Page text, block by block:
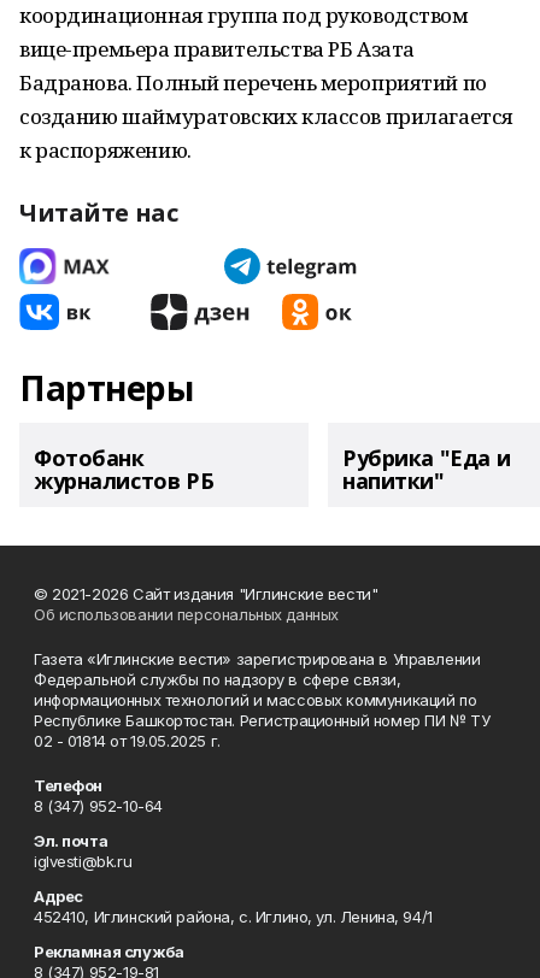
координационная группа под руководством
вице-премьера правительства РБ Азата
Бадранова. Полный перечень мероприятий по
созданию шаймуратовских классов прилагается
к распоряжению.
Читайте нас
Партнеры
Фотобанк
журналистов РБ
Рубрика "Еда и
напитки"
© 2021-2026 Сайт издания "Иглинские вести"
Об использовании персональных данных
Газета «Иглинские вести» зарегистрирована в Управлении
Федеральной службы по надзору в сфере связи,
информационных технологий и массовых коммуникаций по
Республике Башкортостан. Регистрационный номер ПИ № ТУ
02 - 01814 от 19.05.2025 г.
Телефон
8 (347) 952-10-64
Эл. почта
iglvesti@bk.ru
Адрес
452410, Иглинский района, с. Иглино, ул. Ленина, 94/1
Рекламная служба
8 (347) 952-19-81